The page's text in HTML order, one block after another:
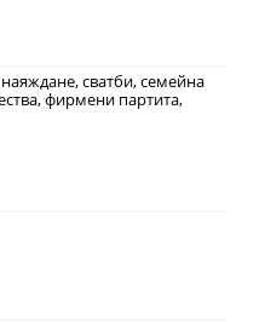
сватби, семейна
фирмени партита,